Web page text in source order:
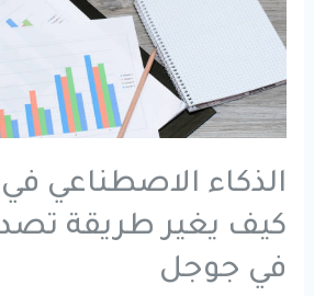
الذكاء الاصطناعي في
كيف يغير طريقة
في جوجل